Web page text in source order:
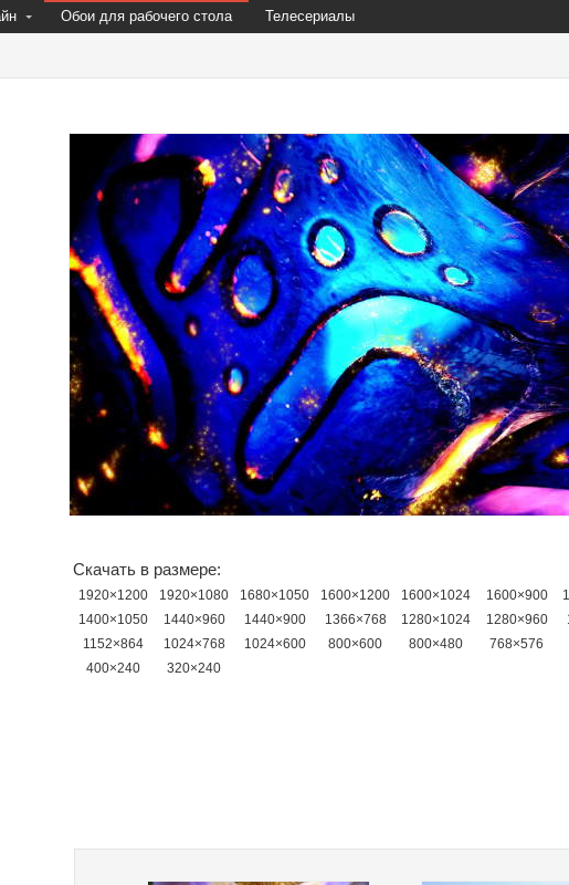
Обои для рабочего стола Телесериалы
Скачать в размере:
1920×1200 1920×1080 1680×1050 1600×1200 1600×1024 1600×900
1400×1050
1440×960 1440×900 1366×768 1280×1024 1280×960
1152×864
1024×768 1024×600 800×600 800×480 768×576
400×240
320×240